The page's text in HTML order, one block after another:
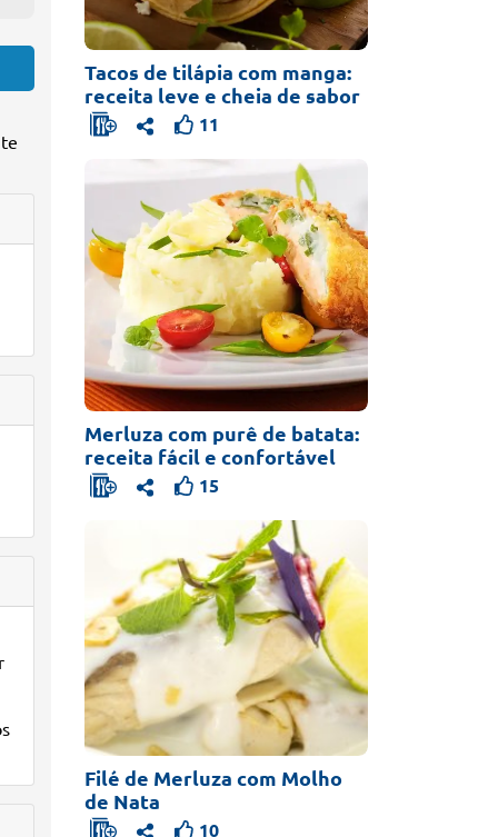
Tacos de tilápia com manga:
receita leve e cheia de sabor
11
Merluza com purê de batata:
receita fácil e confortável
15
Filé de Merluza com Molho
de Nata
10